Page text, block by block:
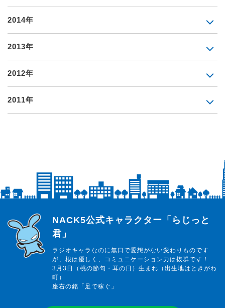
2014年
2013年
2012年
2011年
らじっと君
NACK5公式キャラクター「らじっと
君」
ラジオキャラなのに無口で愛想がない変わりものです
が、根は優しく、コミュニケーション力は抜群です！
3月3日（桃の節句・耳の日）生まれ（出生地はときがわ
町）
座右の銘「足で稼ぐ」